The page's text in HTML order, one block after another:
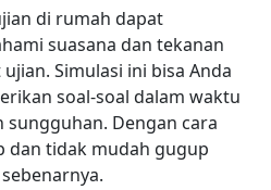
di rumah dapat
suasana dan tekanan
Simulasi ini bisa Anda
soal-soal dalam waktu
sungguhan. Dengan cara
dan tidak mudah gugup